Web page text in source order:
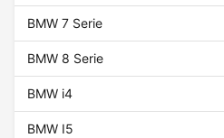
BMW 7 Serie
BMW 8 Serie
BMW i4
BMW I5